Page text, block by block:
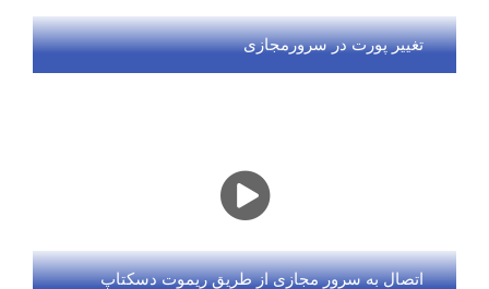
تغییر پورت در سرورمجازی
اتصال به سرور مجازی از طریق ریموت دسکتاپ